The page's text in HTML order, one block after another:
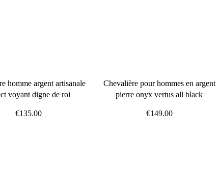
homme argent artisanale
voyant digne de roi
€135.00
Chevalière pour hommes en argent
pierre onyx vertus all black
€149.00